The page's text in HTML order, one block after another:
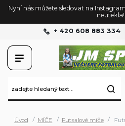
Nyní nás můžete sledovat na
neutekla!
+ 420 608 883 334
Úvod MÍČE Futsalové míče